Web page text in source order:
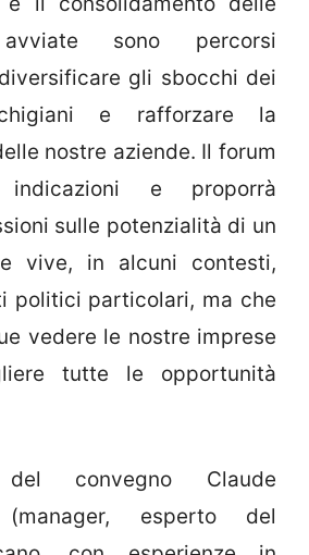
sono percorsi
gli sbocchi dei
e rafforzare la
nostre aziende. Il forum
e proporrà
sulle potenzialità di un
vive, in alcuni contesti,
politici particolari, ma che
vedere le nostre imprese
tutte le opportunità
convegno Claude
(manager, esperto del